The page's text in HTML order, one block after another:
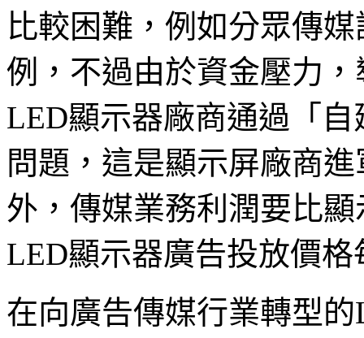
比較困難，例如分眾傳
例，不過由於資金壓力
LED顯示器廠商通過「
問題，這是顯示屏廠商
外，傳媒業務利潤要比
LED顯示器廣告投放價
在向廣告傳媒行業轉型